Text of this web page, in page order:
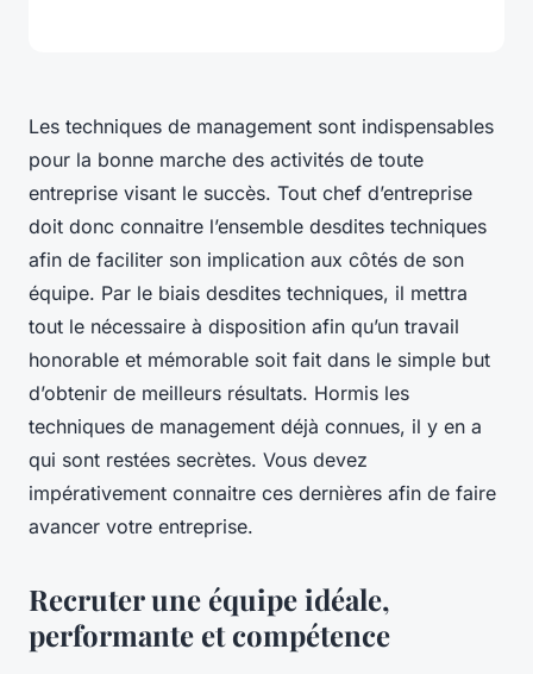
Les techniques de management sont indispensables
pour la bonne marche des activités de toute
entreprise visant le succès. Tout chef d’entreprise
doit donc connaitre l’ensemble desdites techniques
afin de faciliter son implication aux côtés de son
équipe. Par le biais desdites techniques, il mettra
tout le nécessaire à disposition afin qu’un travail
honorable et mémorable soit fait dans le simple but
d’obtenir de meilleurs résultats. Hormis les
techniques de management déjà connues, il y en a
qui sont restées secrètes. Vous devez
impérativement connaitre ces dernières afin de faire
avancer votre entreprise.
Recruter une équipe idéale,
performante et compétence